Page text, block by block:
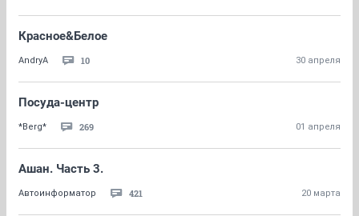
Красное&Белое
AndryA 10 30 апреля
Посуда-центр
*Berg* 269 01 апреля
Ашан. Часть 3.
Автоинформатор 421 20 марта